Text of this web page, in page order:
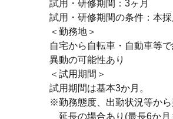
試用・研修期間：3ヶ月
試用・研修期間の条件：本
＜勤務地＞
自宅から自転車・自動車等
異動の可能性あり
＜試用期間＞
試用期間は基本3か月。
※勤務態度、出勤状況等から